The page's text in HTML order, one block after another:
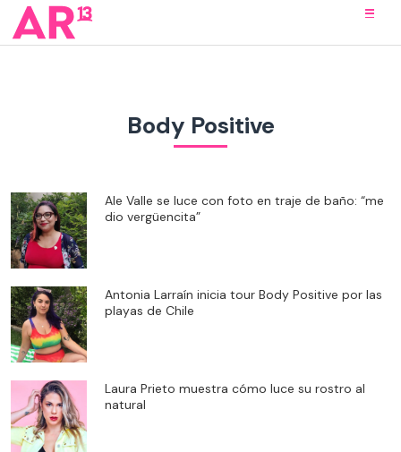
Body Positive
Ale Valle se luce con foto en traje de baño: “me
dio vergüencita”
Antonia Larraín inicia tour Body Positive por las
playas de Chile
Laura Prieto muestra cómo luce su rostro al
natural